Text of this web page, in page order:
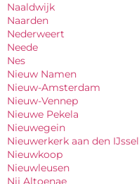
Naaldwijk
Naarden
Nederweert
Neede
Nes
Nieuw Namen
Nieuw-Amsterdam
Nieuw-Vennep
Nieuwe Pekela
Nieuwegein
Nieuwerkerk aan den IJssel
Nieuwkoop
Nieuwleusen
Nij Altoenae